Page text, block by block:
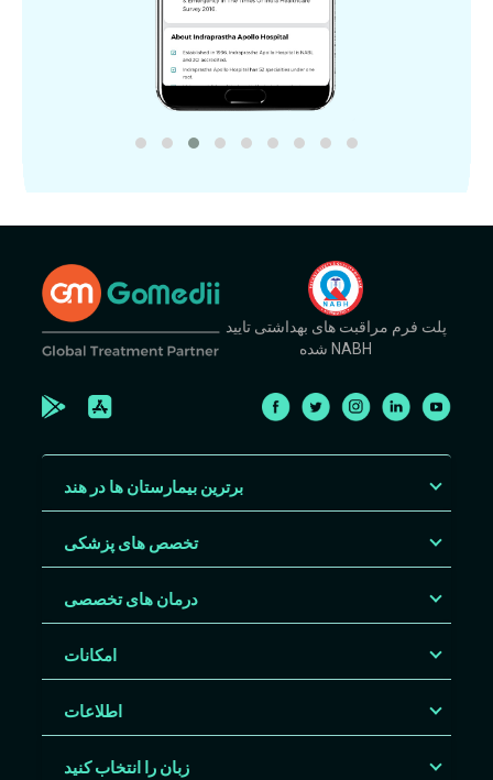
پلت فرم مراقبت های بهداشتی تایید
شده NABH
برترین بیمارستان ها در هند
تخصص های پزشکی
درمان های تخصصی
امکانات
اطلاعات
زبان را انتخاب کنید